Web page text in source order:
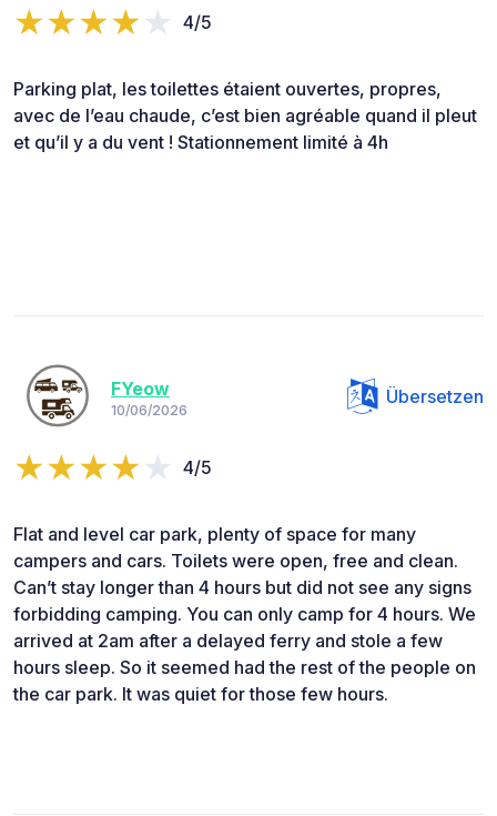
4/5
Parking plat, les toilettes étaient ouvertes, propres,
avec de l’eau chaude, c’est bien agréable quand il pleut
et qu’il y a du vent ! Stationnement limité à 4h
FYeow
10/06/2026
Übersetzen
4/5
Flat and level car park, plenty of space for many
campers and cars. Toilets were open, free and clean.
Can’t stay longer than 4 hours but did not see any signs
forbidding camping. You can only camp for 4 hours. We
arrived at 2am after a delayed ferry and stole a few
hours sleep. So it seemed had the rest of the people on
the car park. It was quiet for those few hours.